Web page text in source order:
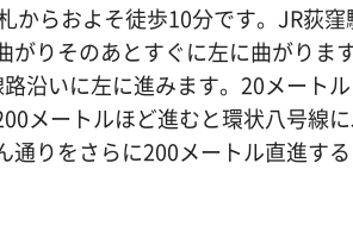
からおよそ徒歩10分です。JR荻
がりそのあとすぐに左に曲がりま
沿いに左に進みます。20メート
メートルほど進むと環状八号線
通りをさらに200メートル直進す